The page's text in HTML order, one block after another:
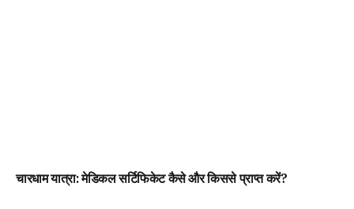
चारधाम यात्रा: मेडिकल सर्टिफिकेट कैसे और किससे प्राप्त करें?